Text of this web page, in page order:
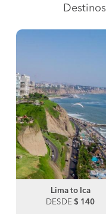
Destinos
Lima to Ica
DESDE $ 140